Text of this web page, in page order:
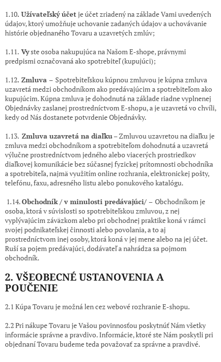
1.10. Užívateľský účetje účet zriadený na základe Vami uvedených
údajov, ktorý umožňuje uchovanie zadaných údajov a uchovávanie
histórie objednaného Tovaru a uzavretých zmlúv;
1.11. Vyste osoba nakupujúca na Našom E-shope, právnymi
predpismi označovaná ako spotrebiteľ (kupujúci);
1.12. Zmluva – Spotrebiteľskou kúpnou zmluvou je kúpna zmluva
uzavretá medzi obchodníkom ako predávajúcim a spotrebiteľom ako
kupujúcim. Kúpna zmluva je dohodnutá na základe riadne vyplnenej
Objednávky zaslanej prostredníctvom E-shopu, a je uzavretá vo chvíli,
kedy od Nás dostanete potvrdenie Objednávky.
1.13. Zmluva uzavretá na diaľku– Zmluvou uzavretou na diaľku je
zmluva medzi obchodníkom a spotrebiteľom dohodnutá a uzavretá
výlučne prostredníctvom jedného alebo viacerých prostriedkov
diaľkovej komunikácie bez súčasnej fyzickej prítomnosti obchodníka
a spotrebiteľa, najmä využitím online rozhrania, elektronickej pošty,
telefónu, faxu, adresného listu alebo ponukového katalógu.
1.14.Obchodník / v minulosti predávajúci/ – Obchodníkom je
osoba, ktorá v súvislosti so spotrebiteľskou zmluvou, z nej
vyplývajúcim záväzkom alebo pri obchodnej praktike koná v rámci
svojej podnikateľskej činnosti alebo povolania, a to aj
prostredníctvom inej osoby, ktorá koná v jej mene alebo na jej účet.
Ruší sa pojem predávajúci, dodávateľ a nahrádza sa pojmom
obchodník.
2. VŠEOBECNÉ USTANOVENIA A
POUČENIE
2.1 Kúpa Tovaru je možná len cez webové rozhranie E-shopu.
2.2 Pri nákupe Tovaru je Vašou povinnosťou poskytnúť Nám všetky
informácie správne a pravdivo. Informácie, ktoré ste Nám poskytli pri
objednaní Tovaru budeme teda považovať za správne a pravdivé.